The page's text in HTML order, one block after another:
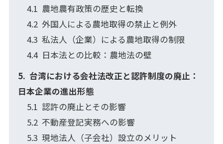
農地農有政策の歴史と転換
外国人による農地取得の禁止と例外
私法人（企業）による農地取得の制限
日本法との比較：農地法の壁
台湾における会社法改正と認許制度の廃止：
日本企業の進出形態
認許の廃止とその影響
不動産登記実務への影響
現地法人（子会社）設立のメリット